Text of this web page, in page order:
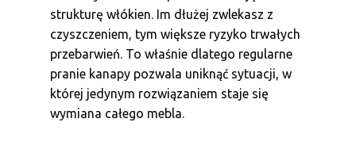
strukturę włókien. Im dłużej zwlekasz z
czyszczeniem, tym większe ryzyko trwałych
przebarwień. To właśnie dlatego regularne
pranie kanapy pozwala uniknąć sytuacji, w
której jedynym rozwiązaniem staje się
wymiana całego mebla.